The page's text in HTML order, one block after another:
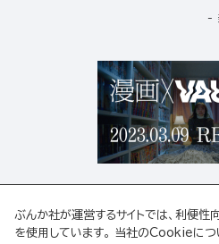
ぶんか社が運営するサイトでは、利便
を使用しています。 当社のCookieにつ